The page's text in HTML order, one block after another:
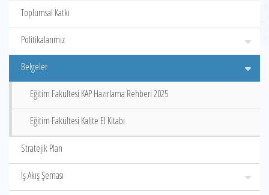
Toplumsal Katkı
Politikalarımız
Belgeler
Eğitim Fakültesi KAP Hazırlama Rehberi 2025
Eğitim Fakültesi Kalite El Kitabı
Stratejik Plan
İş Akış Şeması